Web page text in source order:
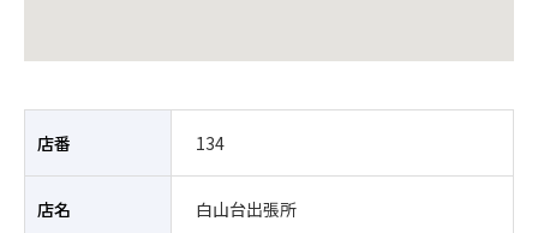
店番 134
店名 白山台出張所